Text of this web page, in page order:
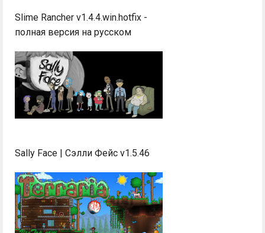
Slime Rancher v1.4.4.win.hotfix -
полная версия на русском
Sally Face | Сэлли Фейс v1.5.46